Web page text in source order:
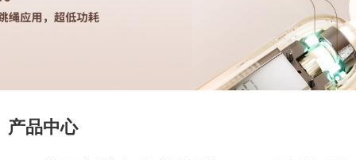
产品中心